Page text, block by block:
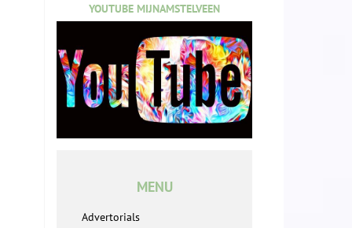
YOUTUBE MIJNAMSTELVEEN
MENU
Advertorials